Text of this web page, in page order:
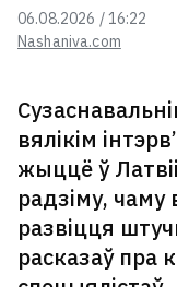
Nashaniva.com
06.08.2026 / 16:22
вялікім
жыццё ў
радзіму,
развіцця
расказаў пра